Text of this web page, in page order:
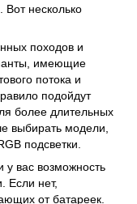
Вот несколько
походов и
имеющие
потока и
подойдут
более длительных
выбирать модели,
подсветки.
у вас возможность
Если нет,
от батареек.